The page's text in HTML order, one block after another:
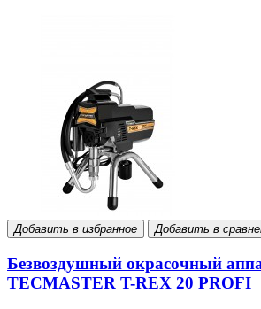
Добавить в избранное Добавить в
Безвоздушный окрасочный
TECMASTER T-REX 20 PROFI